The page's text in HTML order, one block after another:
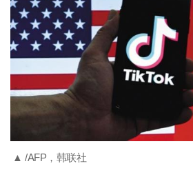
▲ /AFP，韩联社